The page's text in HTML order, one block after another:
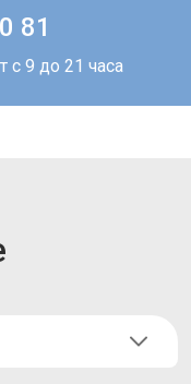
81
с 9 до 21 часа